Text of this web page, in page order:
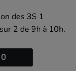
0
des 3S 1
2 de 9h à 10h.